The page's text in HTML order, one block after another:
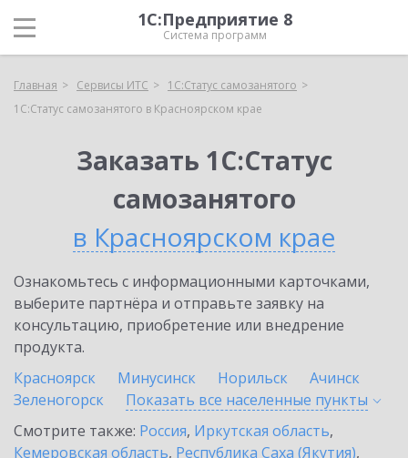
1С:Предприятие 8
Система программ
Главная Сервисы ИТС
1С:Статус самозанятого
1С:Статус самозанятого в Красноярском крае
Заказать 1С:Статус
самозанятого
в Красноярском крае
Ознакомьтесь с информационными карточками,
выберите партнёра и отправьте заявку на
консультацию, приобретение или внедрение
продукта.
Красноярск
Минусинск Норильск
Ачинск
Зеленогорск
Показать все населенные пункты
Смотрите также: Россия, Иркутская область,
Кемеровская область, Республика Саха (Якутия),